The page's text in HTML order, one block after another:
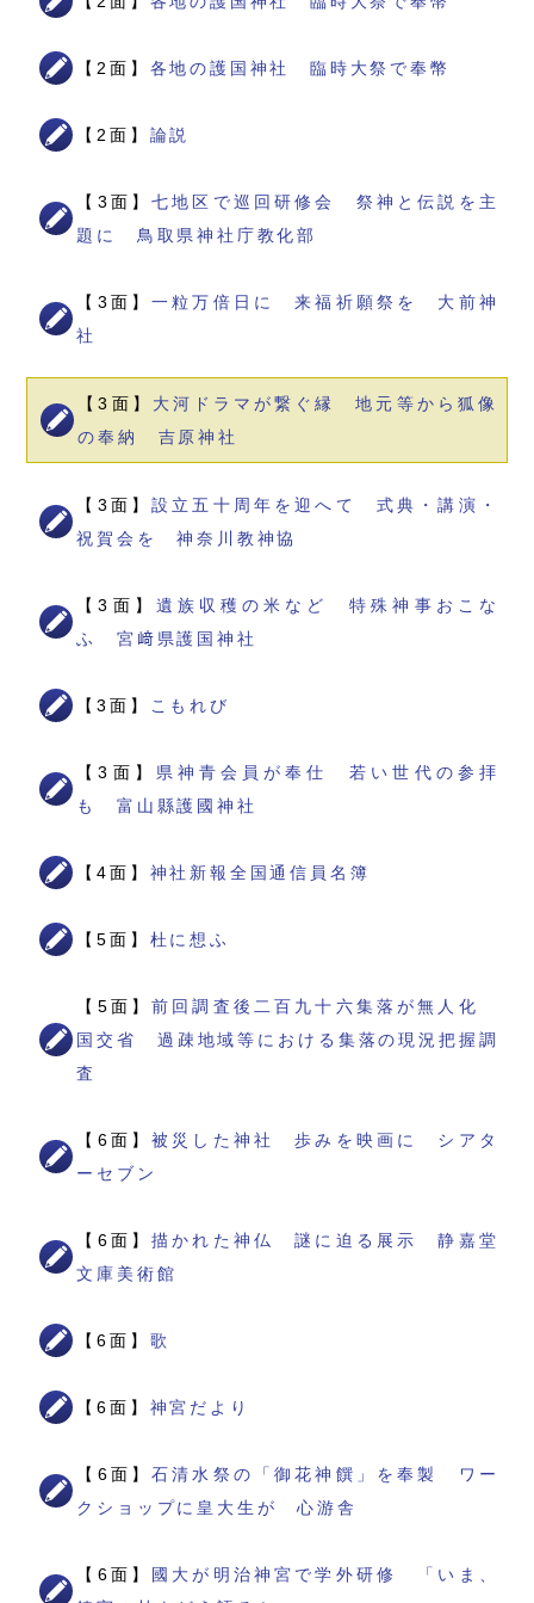
【2面】 各地の護国神社 臨時大祭で奉幣
【2面】 論説
【3面】七地区で巡回研修会 祭神と伝説を主
題に 鳥取県神社庁教化部
【3面】一粒万倍日に 来福祈願祭を 大前神
社
【3面】 大河ドラマが繋ぐ縁 地元等から狐像
の奉納 吉原神社
【3面】設立五十周年を迎へて 式典・講演・
祝賀会を 神奈川教神協
【3面】 遺族収穫の米など 特殊神事おこな
ふ 宮﨑県護国神社
【3面】 こもれび
【3面】 県神青会員が奉仕 若い世代の参拝
も 富山縣護國神社
【4面】 神社新報全国通信員名簿
【5面】 杜に想ふ
【5面】前回調査後二百九十六集落が無人化
国交省 過疎地域等における集落の現況把握調
査
【6面】被災した神社 歩みを映画に シアタ
ーセブン
【6面】描かれた神仏 謎に迫る展示 静嘉堂
文庫美術館
【6面】 歌
【6面】 神宮だより
【6面】石清水祭の「御花神饌」を奉製 ワー
クショップに皇大生が 心游舎
【6面】
國大が明治神宮で学外研修 「いま、